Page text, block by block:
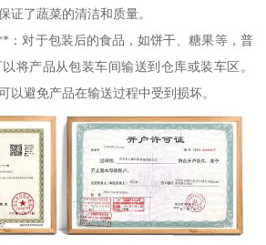
证了蔬菜的清洁和质量。
对于包装后的食品，如饼干、糖果等，普
将产品从包装车间输送到仓库或装车区。
以避免产品在输送过程中受到损坏。